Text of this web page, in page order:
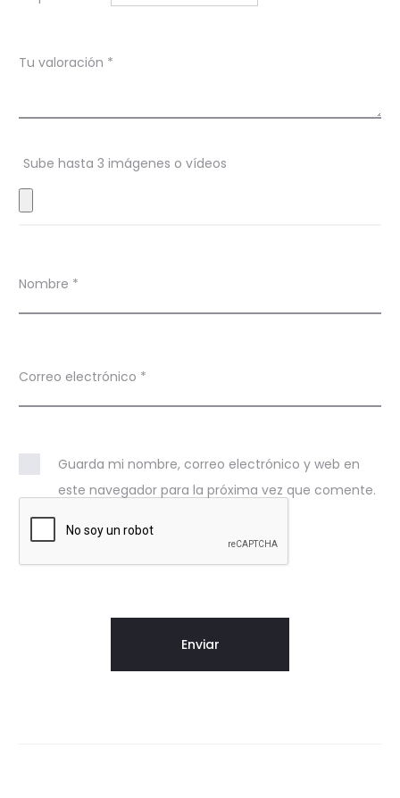
i
o
e
s
Tu valoración *
Sube hasta 3 imágenes o vídeos
Nombre *
Correo electrónico *
Guarda mi nombre, correo electrónico y web en
este navegador para la próxima vez que comente.